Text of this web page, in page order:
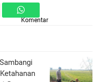
Komentar